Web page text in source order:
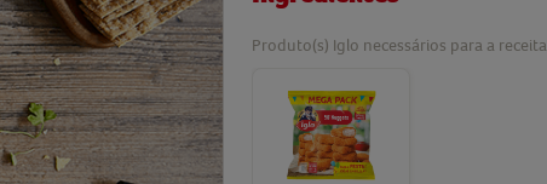
Produto(s) Iglo necessários para a receita